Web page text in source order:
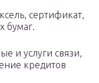
сертификат,
бумаг.
и услуги связи,
кредитов